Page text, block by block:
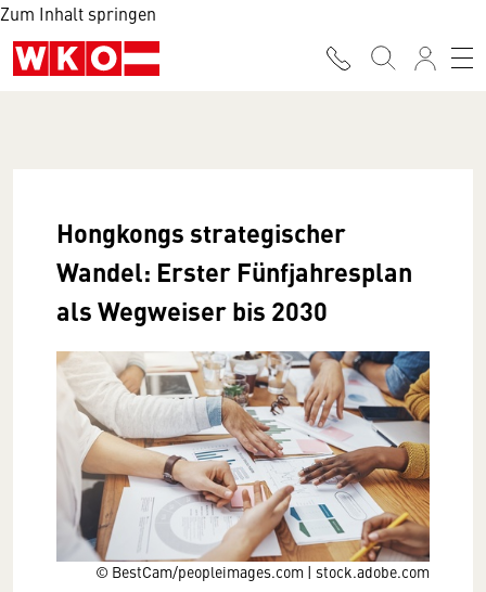
Zum Inhalt springen
© BestCam/peopleimages.com | stock.adobe.com
Hongkongs strategischer
Wandel: Erster Fünfjahresplan
als Wegweiser bis 2030